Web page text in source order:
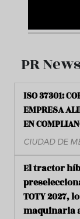
PR
ISO 37301:
EMPRESA
EN
CIUDAD DE
El tractor
TOTY 2027,
maquinaria